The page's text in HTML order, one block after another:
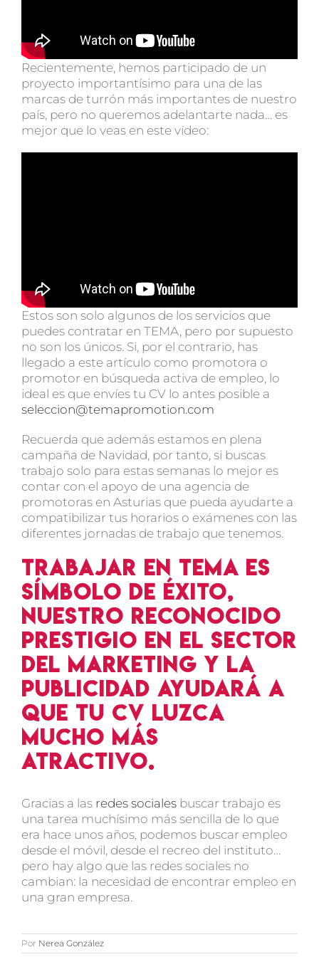
Recientemente, hemos participado de un
proyecto importantísimo para una de las
marcas de turrón más importantes de nuestro
país, pero no queremos adelantarte nada… es
mejor que lo veas en este vídeo:
Estos son solo algunos de los servicios que
puedes contratar en TEMA, pero por supuesto
no son los únicos. Si, por el contrario, has
llegado a este artículo como promotora o
promotor en búsqueda activa de empleo, lo
ideal es que envíes tu CV lo antes posible a
seleccion@temapromotion.com
Recuerda que además estamos en plena
campaña de Navidad, por tanto, si buscas
trabajo solo para estas semanas lo mejor es
contar con el apoyo de una agencia de
promotoras en Asturias que pueda ayudarte a
compatibilizar tus horarios o exámenes con las
diferentes jornadas de trabajo que tenemos.
Trabajar en TEMA es
símbolo de éxito,
nuestro reconocido
prestigio en el sector
del marketing y la
publicidad ayudará a
que tu CV luzca
mucho más
atractivo.
Gracias a las redes socialesbuscar trabajo es
una tarea muchísimo más sencilla de lo que
era hace unos años, podemos buscar empleo
desde el móvil, desde el recreo del instituto…
pero hay algo que las redes sociales no
cambian: la necesidad de encontrar empleo en
una gran empresa.
Por Nerea González